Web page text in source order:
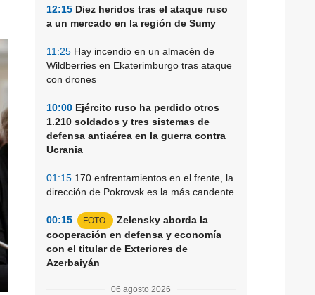
12:15 Diez heridos tras el ataque ruso
a un mercado en la región de Sumy
11:25 Hay incendio en un almacén de
Wildberries en Ekaterimburgo tras ataque
con drones
10:00 Ejército ruso ha perdido otros
1.210 soldados y tres sistemas de
defensa antiaérea en la guerra contra
Ucrania
01:15 170 enfrentamientos en el frente, la
dirección de Pokrovsk es la más candente
00:15 FOTO
Zelensky aborda la
cooperación en defensa y economía
con el titular de Exteriores de
Azerbaiyán
06 agosto 2026